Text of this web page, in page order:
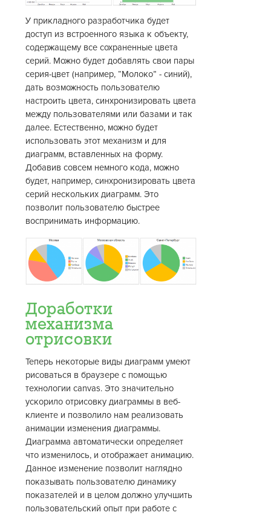
У прикладного разработчика будет
доступ из встроенного языка к объекту,
содержащему все сохраненные цвета
серий. Можно будет добавлять свои пары
серия-цвет (например, “Молоко” - синий),
дать возможность пользователю
настроить цвета, синхронизировать цвета
между пользователями или базами и так
далее. Естественно, можно будет
использовать этот механизм и для
диаграмм, вставленных на форму.
Добавив совсем немного кода, можно
будет, например, синхронизировать цвета
серий нескольких диаграмм. Это
позволит пользователю быстрее
воспринимать информацию.
Доработки
механизма
отрисовки
Теперь некоторые виды диаграмм умеют
рисоваться в браузере с помощью
технологии canvas. Это значительно
ускорило отрисовку диаграммы в веб-
клиенте и позволило нам реализовать
анимации изменения диаграммы.
Диаграмма автоматически определяет
что изменилось, и отображает анимацию.
Данное изменение позволит наглядно
показывать пользователю динамику
показателей и в целом должно улучшить
пользовательский опыт при работе с